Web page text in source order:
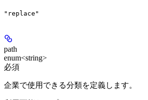
"replace"
path
enum<string>
必須
企業で使用できる分類を定義します。